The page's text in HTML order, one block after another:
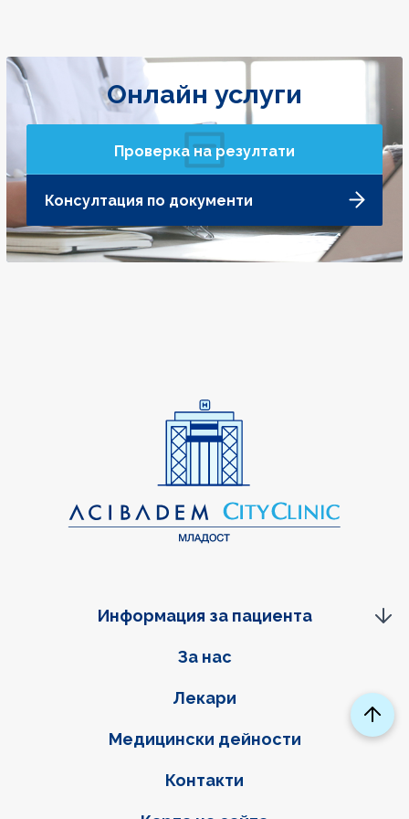
Онлайн услуги
Проверка на резултати
Консултация по документи
Фуутер навигация
За нас
Лекари
Медицински дейности
Контакти
Информация за пациента